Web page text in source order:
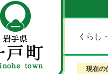
くらし
現在の